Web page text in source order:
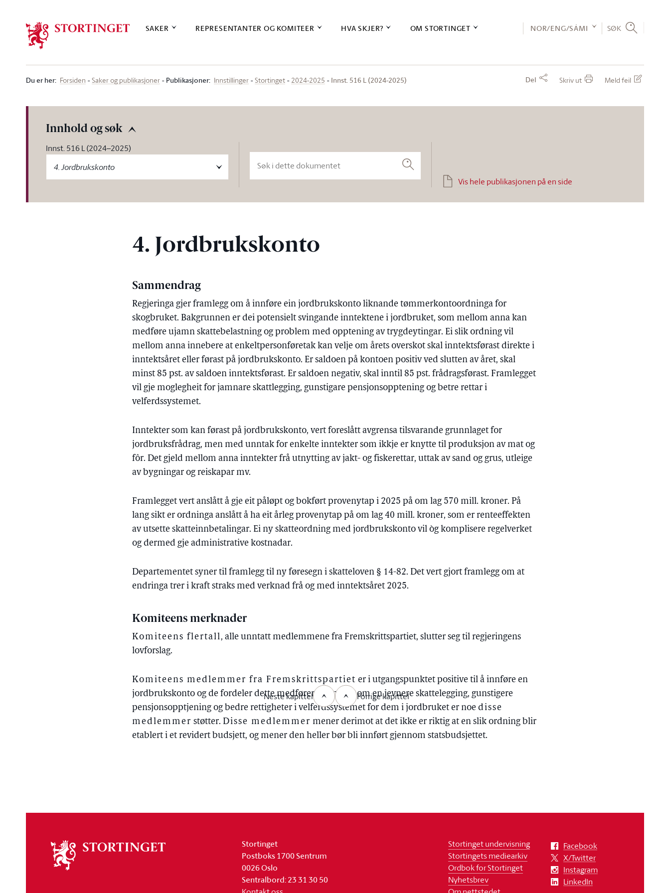
SAKER REPRESENTANTER OG KOMITEER HVA SKJER? OM STORTINGET NOR/ENG/SÁMI SØK
Du er her: Forsiden Saker og publikasjoner Publikasjoner: Innstillinger Stortinget 2024-2025 Innst. 516 L (2024-2025) Del Skriv ut Meld feil
Innhold og søk
Innst. 516 L (2024–2025)
4. Jordbrukskonto
Søk
Vis hele publikasjonen på en side
4. Jordbrukskonto
Sammendrag
Regjeringa gjer framlegg om å innføre ein jordbrukskonto liknande tømmerkontoordninga for
skogbruket. Bakgrunnen er dei potensielt svingande inntektene i jordbruket, som mellom anna kan
medføre ujamn skattebelastning og problem med opptening av trygdeytingar. Ei slik ordning vil
mellom anna innebere at enkeltpersonføretak kan velje om årets overskot skal inntektsførast direkte i
inntektsåret eller førast på jordbrukskonto. Er saldoen på kontoen positiv ved slutten av året, skal
minst 85 pst. av saldoen inntektsførast. Er saldoen negativ, skal inntil 85 pst. frådragsførast. Framlegget
vil gje moglegheit for jamnare skattlegging, gunstigare pensjonsopptening og betre rettar i
velferdssystemet.
Inntekter som kan førast på jordbrukskonto, vert foreslått avgrensa tilsvarande grunnlaget for
jordbruksfrådrag, men med unntak for enkelte inntekter som ikkje er knytte til produksjon av mat og
fôr. Det gjeld mellom anna inntekter frå utnytting av jakt- og fiskerettar, uttak av sand og grus, utleige
av bygningar og reiskapar mv.
Framlegget vert anslått å gje eit påløpt og bokført provenytap i 2025 på om lag 570 mill. kroner. På
lang sikt er ordninga anslått å ha eit årleg provenytap på om lag 40 mill. kroner, som er renteeffekten
av utsette skatteinnbetalingar. Ei ny skatteordning med jordbrukskonto vil òg komplisere regelverket
og dermed gje administrative kostnadar.
Departementet syner til framlegg til ny føresegn i skatteloven § 14-82. Det vert gjort framlegg om at
endringa trer i kraft straks med verknad frå og med inntektsåret 2025.
Komiteens merknader
Komiteens flertall, alle unntatt medlemmene fra Fremskrittspartiet, slutter seg til regjeringens
lovforslag.
Komiteens medlemmer fra Fremskrittspartiet er i utgangspunktet positive til å innføre en
jordbrukskonto og de fordeler dette medfører. Formålet om en jevnere skattelegging, gunstigere
pensjonsopptjening og bedre rettigheter i velferdssystemet for dem i jordbruket er noedisse
medlemmer støtter.Disse medlemmer mener derimot at det ikke er riktig at en slik ordning blir
etablert i et revidert budsjett, og mener den heller bør bli innført gjennom statsbudsjettet.
Forrige kapittel
Neste kapittel
stortinget
Stortinget
Postboks 1700 Sentrum
0026 Oslo
Sentralbord: 23 31 30 50
Stortinget undervisning
Stortingets mediearkiv
Ordbok for Stortinget
Nyhetsbrev
Facebook
X/Twitter
Instagram
LinkedIn